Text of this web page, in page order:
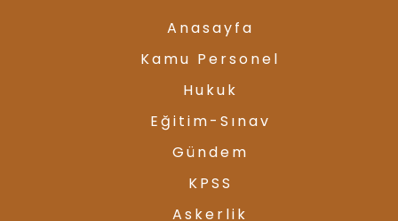
Anasayfa
Kamu Personel
Hukuk
Eğitim-Sınav
Gündem
KPSS
Askerlik